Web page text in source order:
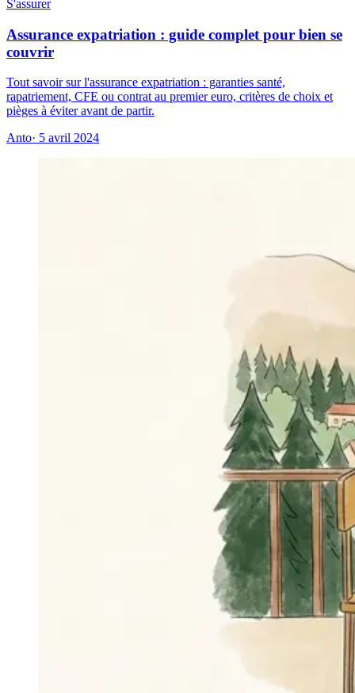
S'assurer
Assurance expatriation : guide complet pour bien se
couvrir
Tout savoir sur l'assurance expatriation : garanties santé,
rapatriement, CFE ou contrat au premier euro, critères de choix et
pièges à éviter avant de partir.
Anto· 5 avril 2024